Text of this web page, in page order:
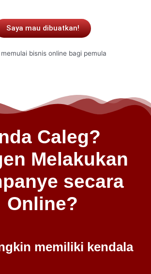
Saya mau dibuatkan!
Caleg?
Melakukan
secara
Online?
memiliki kendala